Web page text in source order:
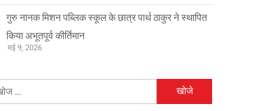
गुरु नानक मिशन पब्लिक स्कूल के छात्र पार्थ ठाकुर ने स्थापित
किया अभूतपूर्व कीर्तिमान
मई 9, 2026
को